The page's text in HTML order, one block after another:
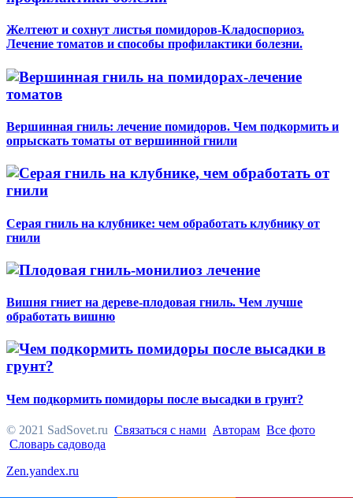
Желтеют и сохнут листья помидоров-Кладоспориоз.
Лечение томатов и способы профилактики болезни.
Вершинная гниль: лечение помидоров. Чем подкормить и
опрыскать томаты от вершинной гнили
Серая гниль на клубнике: чем обработать клубнику от
гнили
Вишня гниет на дереве-плодовая гниль. Чем лучше
обработать вишню
Чем подкормить помидоры после высадки в грунт?
© 2021 SadSovet.ru Связаться с нами Авторам Все фото
Словарь садовода
Zen.yandex.ru